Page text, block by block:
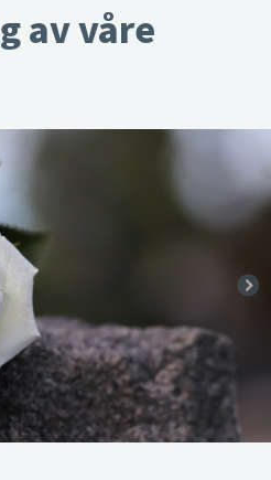
av våre